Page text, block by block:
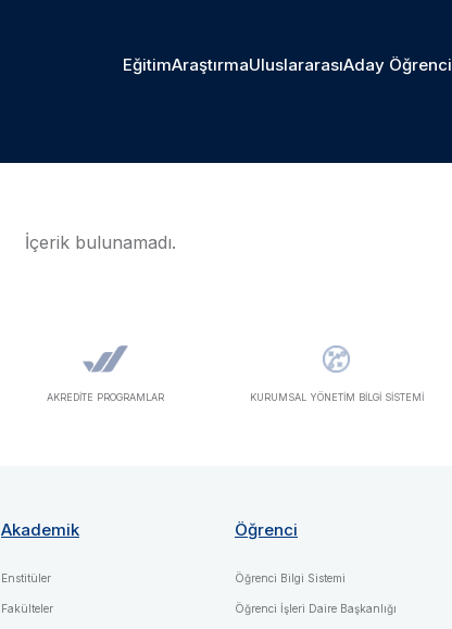
EğitimAraştırmaUluslararasıAday Öğrenci
İçerik bulunamadı.
AKREDİTE PROGRAMLAR KURUMSAL YÖNETİM BİLGİ SİSTEMİ
Akademik
Enstitüler
Fakülteler
Öğrenci
Öğrenci Bilgi Sistemi
Öğrenci İşleri Daire Başkanlığı